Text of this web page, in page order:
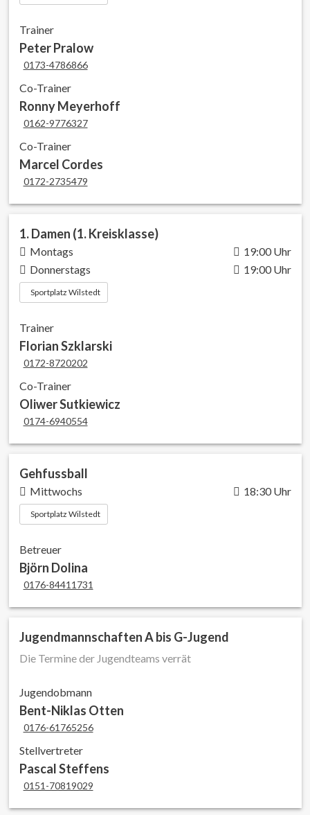
Trainer
Peter Pralow
0173-4786866
Co-Trainer
Ronny Meyerhoff
0162-9776327
Co-Trainer
Marcel Cordes
0172-2735479
1. Damen (1. Kreisklasse)
Montags
19:00 Uhr
Donnerstags
19:00 Uhr
Sportplatz Wilstedt
Trainer
Florian Szklarski
0172-8720202
Co-Trainer
Oliwer Sutkiewicz
0174-6940554
Gehfussball
Mittwochs 18:30 Uhr
Sportplatz Wilstedt
Betreuer
Björn Dolina
0176-84411731
Jugendmannschaften A bis G-Jugend
Die Termine der Jugendteams verrät
Jugendobmann
Bent-Niklas Otten
0176-61765256
Stellvertreter
Pascal Steffens
0151-70819029